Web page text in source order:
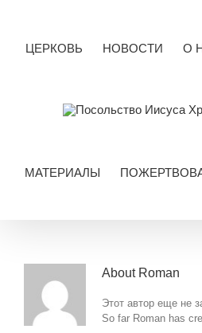
ЦЕРКОВЬ НОВОСТИ О
МАТЕРИАЛЫ
About Roman
Этот автор еще не
So far Roman has